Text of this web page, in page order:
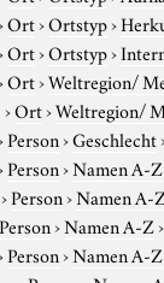
Ort›Ortstyp›
Ort›Ortstyp›
Ort›Weltregion/
›Ort›Weltregion/
Person›Geschlecht
Person›Namen A-Z
›Person›Namen A-
Person›Namen A-Z
Person›Namen A-Z